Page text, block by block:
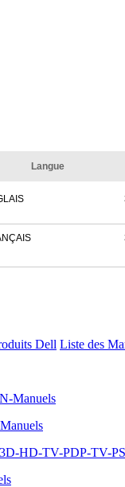
Langue
Dell Liste des
Manuels
HD-TV-PDP-TV-